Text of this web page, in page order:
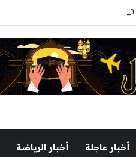
أخبار عاجلة أخبار الرياضة